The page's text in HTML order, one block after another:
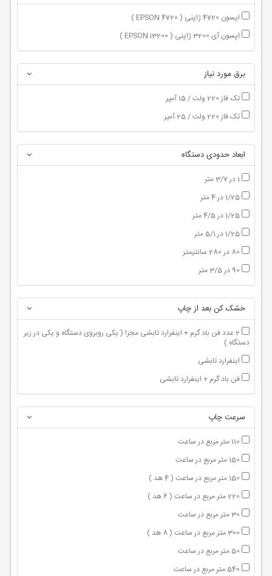
اپسون 4720 ژاپنی ( EPSON 4720 )
اپسون آی 3200 ژاپنی ( EPSON i3200 )
برق مورد نیاز
تک فاز 220 ولت / 15 آمپر
تک فاز 220 ولت / 25 آمپر
ابعاد حدودی دستگاه
1 در 3/7 متر
1/25 در 4 متر
1/25 در 4/5 متر
1/25 در 5/1 متر
80 در 280 سانتیمتر
90 در 3/5 متر
خشک کن بعد از چاپ
2 عدد فن باد گرم + اینفرارد تابشی مجزا ( یکی روبروی دستگاه و یکی در زیر
دستگاه )
اینفرارد تابشی
فن باد گرم + اینفرارد تابشی
سرعت چاپ
110 متر مربع در ساعت
150 متر مربع در ساعت
150 متر مربع در ساعت ( 4 هد )
220 متر مربع در ساعت ( 6 هد )
30 متر مربع در ساعت
300 متر مربع در ساعت ( 8 هد )
50 متر مربع در ساعت
540 متر مربع در ساعت